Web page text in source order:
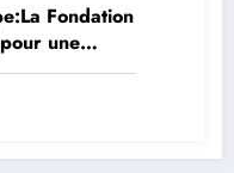
Fondation
une